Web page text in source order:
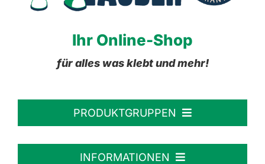
Ihr Online-Shop
für alles was klebt und mehr!
PRODUKTGRUPPEN
Personalisierte Aufkleber
INFORMATIONEN